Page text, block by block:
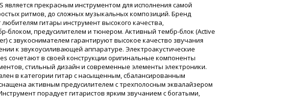
является прекрасным инструментом для исполнения самой
ритмов, до сложных музыкальных композиций. Бренд
любителям гитары инструмент высокого качества,
блоком, предусилителем и тюнером. Активный тембр-блок (Active
с звукоснимателем гарантируют высокое качество звучания
к звукоусиливающей аппаратуре. Электроакустические
сочетают в своей конструкции оригинальные компоненты
стильный дизайн и современные элементы электроники.
в категории гитар с насыщенным, сбалансированным
активным предусилителем с трехполосным эквалайзером
порадует гитаристов ярким звучанием с богатыми,